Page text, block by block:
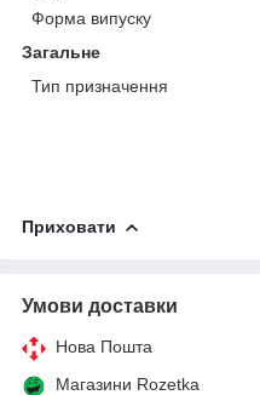
Форма випуску
Загальне
Тип призначення
Приховати
Умови доставки
Нова Пошта
Магазини Rozetka